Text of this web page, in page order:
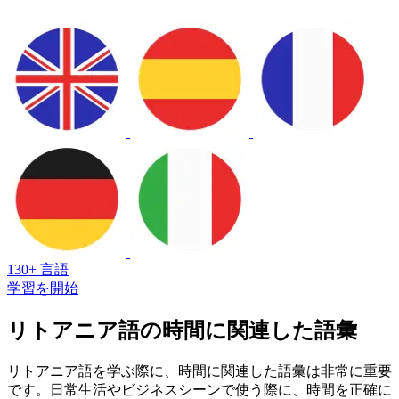
130+ 言語
学習を開始
リトアニア語の時間に関連した語彙
リトアニア語を学ぶ際に、時間に関連した語彙は非常に重要
です。日常生活やビジネスシーンで使う際に、時間を正確に